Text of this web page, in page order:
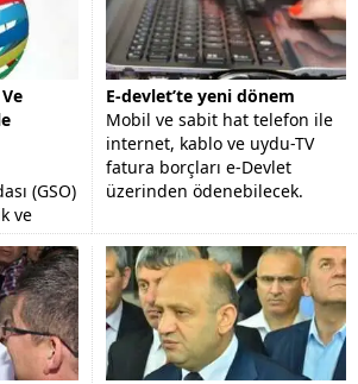
(GSO)
ve
E-devlet’te yeni dönem
Mobil ve sabit hat telefon ile
internet, kablo ve uydu-TV
fatura borçları e-Devlet
üzerinden ödenebilecek.